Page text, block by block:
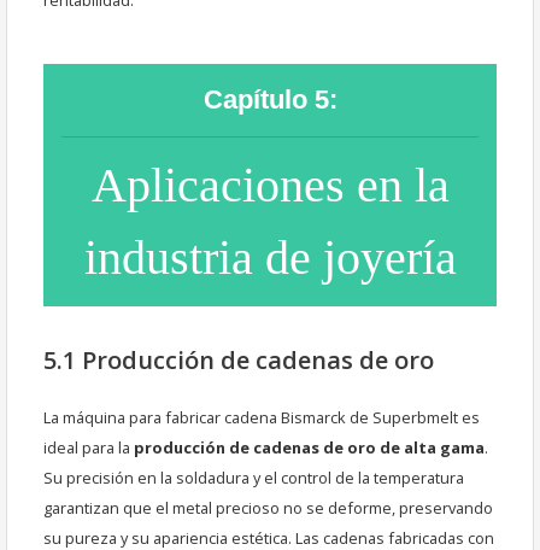
Capítulo 5:
Aplicaciones en la
industria de joyería
5.1 Producción de cadenas de oro
La máquina para fabricar cadena Bismarck de Superbmelt es
ideal para la producción de cadenas de oro de alta gama.
Su precisión en la soldadura y el control de la temperatura
garantizan que el metal precioso no se deforme, preservando
su pureza y su apariencia estética. Las cadenas fabricadas con